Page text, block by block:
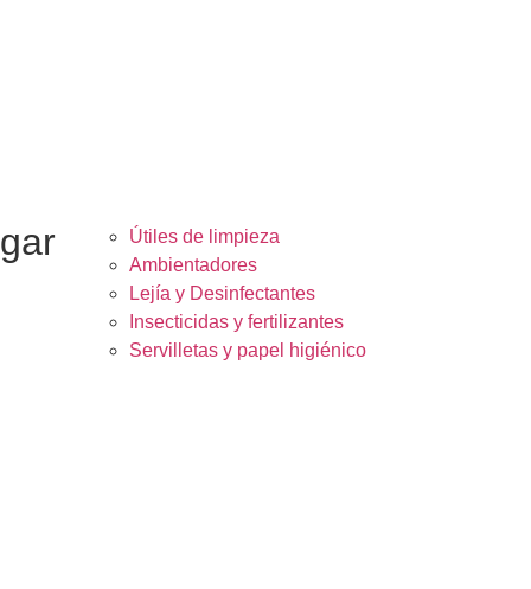
Útiles de limpieza
Ambientadores
Lejía y Desinfectantes
Insecticidas y fertilizantes
Servilletas y papel higiénico